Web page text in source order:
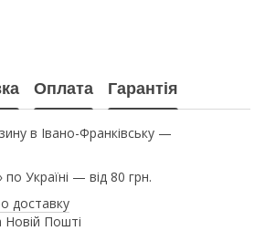
Оплата Гарантія
в Івано-Франківську —
Україні — від 80 грн.
доставку
Новій Пошті